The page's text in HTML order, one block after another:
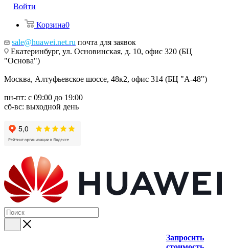
Войти
Корзина0
sale@huawei.net.ru почта для заявок
Екатеринбург, ул. Основинская, д. 10, офис 320 (БЦ
"Основа")
Москва, Алтуфьевское шоссе, 48к2, офис 314 (БЦ "А-48")
пн-пт: с 09:00 до 19:00
сб-вс: выходной день
Запросить